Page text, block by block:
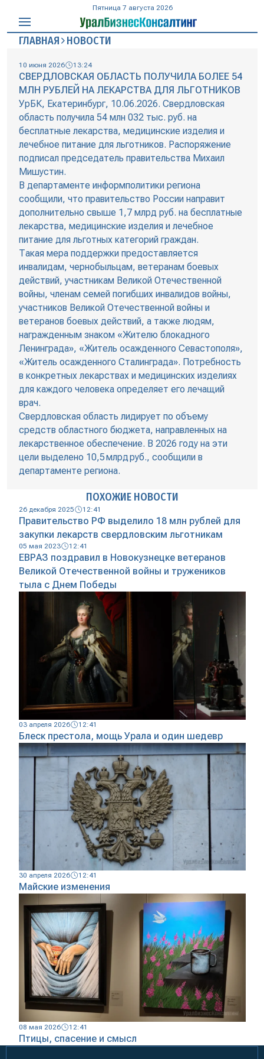
Пятница 7 августа 2026
ГЛАВНАЯ НОВОСТИ
10 июня 2026 13:24
СВЕРДЛОВСКАЯ ОБЛАСТЬ ПОЛУЧИЛА БОЛЕЕ 54
МЛН РУБЛЕЙ НА ЛЕКАРСТВА ДЛЯ ЛЬГОТНИКОВ
УрБК, Екатеринбург, 10.06.2026. Свердловская
область получила 54 млн 032 тыс. руб. на
бесплатные лекарства, медицинские изделия и
лечебное питание для льготников. Распоряжение
подписал председатель правительства Михаил
Мишустин.
В департаменте информполитики региона
сообщили, что правительство России направит
дополнительно свыше 1,7 млрд руб. на бесплатные
лекарства, медицинские изделия и лечебное
питание для льготных категорий граждан.
Такая мера поддержки предоставляется
инвалидам, чернобыльцам, ветеранам боевых
действий, участникам Великой Отечественной
войны, членам семей погибших инвалидов войны,
участников Великой Отечественной войны и
ветеранов боевых действий, а также людям,
награжденным знаком «Жителю блокадного
Ленинграда», «Житель осажденного Севастополя»,
«Житель осажденного Сталинграда». Потребность
в конкретных лекарствах и медицинских изделиях
для каждого человека определяет его лечащий
врач.
Свердловская область лидирует по объему
средств областного бюджета, направленных на
лекарственное обеспечение. В 2026 году на эти
цели выделено 10,5 млрд руб., сообщили в
департаменте региона.
ПОХОЖИЕ НОВОСТИ
26 декабря 2025 12:41
Правительство РФ выделило 18 млн рублей для
закупки лекарств свердловским льготникам
05 мая 2023 12:41
ЕВРАЗ поздравил в Новокузнецке ветеранов
Великой Отечественной войны и тружеников
тыла с Днем Победы
03 апреля 2026 12:41
Блеск престола, мощь Урала и один шедевр
30 апреля 2026 12:41
Майские изменения
08 мая 2026 12:41
Птицы, спасение и смысл